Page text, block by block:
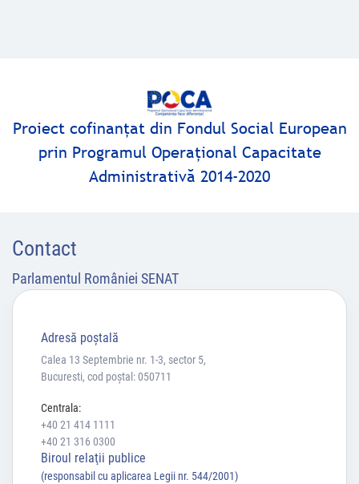
Proiect cofinanţat din Fondul Social European
prin Programul Operaţional Capacitate
Administrativă 2014-2020
Contact
Parlamentul României SENAT
Adresă poştală
Calea 13 Septembrie nr. 1-3, sector 5,
Bucuresti, cod poștal: 050711
Centrala:
+40 21 414 1111
+40 21 316 0300
Biroul relaţii publice
(responsabil cu aplicarea Legii nr. 544/2001)